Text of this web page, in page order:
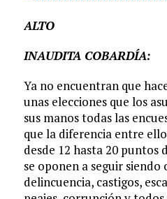
ALTO
INAUDITA COBARDÍA:
Ya no encuentran que
unas elecciones que los
sus manos todas las
que la diferencia entre
desde 12 hasta 20 puntos
se oponen a seguir siendo
delincuencia, castigos,